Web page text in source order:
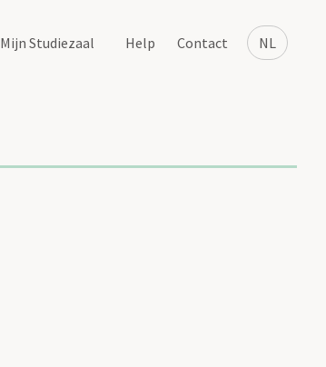
NL
Mijn Studiezaal Help Contact